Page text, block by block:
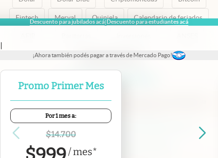
Descuento para jubilados acá|Descuento para estudiantes acá
|
¡Ahora también podés pagar a través de Mercado Pago!
Promo Primer Mes
Por 1 mes a:
$14.700
/mes*
Fintech Merval Quiniela Calendario de feriados
abre en nueva pestaña
abre en nueva pestaña
abre en nueva pestaña
abre en nueva pestaña
abre en nueva pestaña
Portal de Proveedores